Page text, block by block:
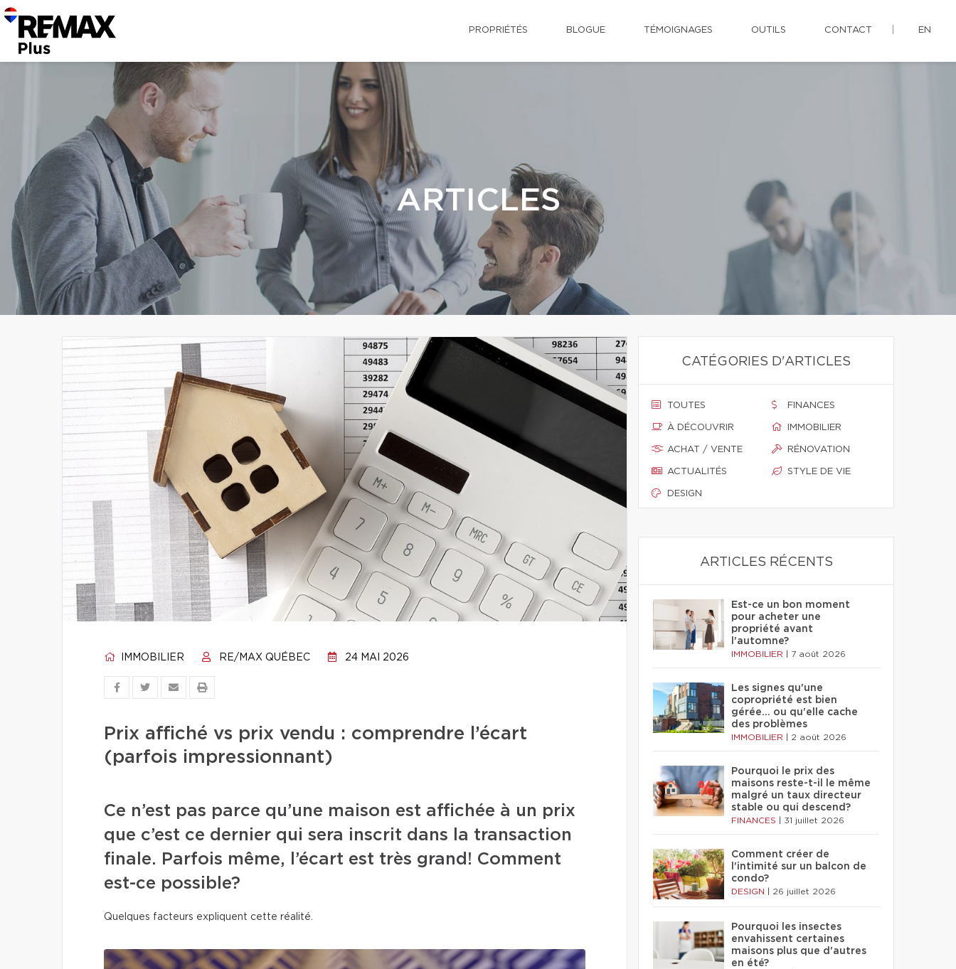
PROPRIÉTÉS BLOGUE TÉMOIGNAGES OUTILS CONTACT EN
ARTICLES
IMMOBILIER RE/MAX QUÉBEC 24 MAI 2026
Prix affiché vs prix vendu : comprendre l’écart
(parfois impressionnant)
Ce n’est pas parce qu’une maison est affichée à un prix
que c’est ce dernier qui sera inscrit dans la transaction
finale. Parfois même, l’écart est très grand! Comment
est-ce possible?
Quelques facteurs expliquent cette réalité.
CATÉGORIES D'ARTICLES
TOUTES
À DÉCOUVRIR
ACHAT / VENTE
ACTUALITÉS
DESIGN
FINANCES
IMMOBILIER
RÉNOVATION
STYLE DE VIE
ARTICLES RÉCENTS
Est-ce un bon moment
pour acheter une
propriété avant
l'automne?
IMMOBILIER 7 août 2026
Les signes qu'une
copropriété est bien
gérée… ou qu'elle cache
des problèmes
IMMOBILIER 2 août 2026
Pourquoi le prix des
maisons reste-t-il le même
malgré un taux directeur
stable ou qui descend?
FINANCES 31 juillet 2026
Comment créer de
l'intimité sur un balcon de
condo?
DESIGN 26 juillet 2026
Pourquoi les insectes
envahissent certaines
maisons plus que d'autres
en été?